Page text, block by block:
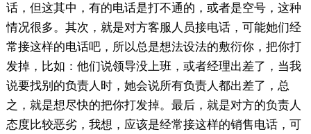
话，但这其中，有的电话是打不通的，或者是空号，这种
情况很多。其次，就是对方客服人员接电话，可能她们经
常接这样的电话吧，所以总是想法设法的敷衍你，把你打
发掉，比如：他们说领导没上班，或者经理出差了，当我
说要找别的负责人时，她会说所有负责人都出差了，总
之，就是想尽快的把你打发掉。最后，就是对方的负责人
态度比较恶劣，我想，应该是经常接这样的销售电话，可